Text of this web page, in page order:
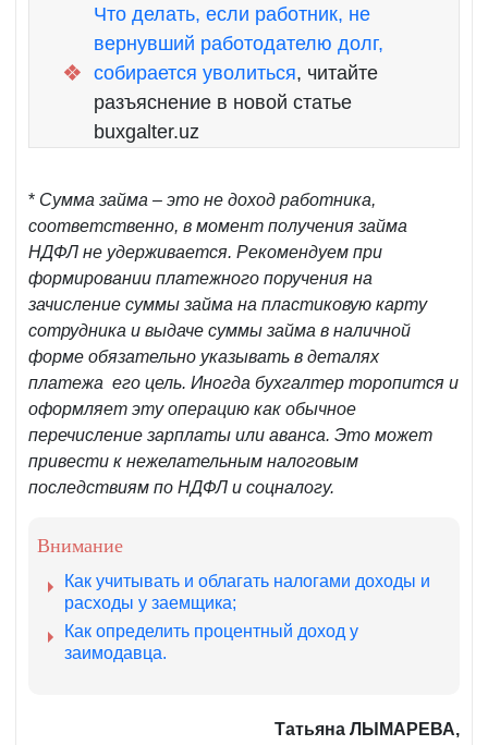
❖
Что делать, если работник, не
вернувший работодателю долг,
собирается уволиться, читайте
разъяснение в новой статье
buxgalter.uz
* Сумма займа – это не доход работника,
соответственно, в момент получения займа
НДФЛ не удерживается. Рекомендуем при
формировании платежного поручения на
зачисление суммы займа на пластиковую карту
сотрудника и выдаче суммы займа в наличной
форме обязательно указывать в деталях
платежа его цель. Иногда бухгалтер торопится и
оформляет эту операцию как обычное
перечисление зарплаты или аванса. Это может
привести к нежелательным налоговым
последствиям по НДФЛ и соцналогу.
Внимание
Как учитывать и облагать налогами доходы и
расходы у заемщика;
Как определить процентный доход у
заимодавца.
Татьяна ЛЫМАРЕВА,